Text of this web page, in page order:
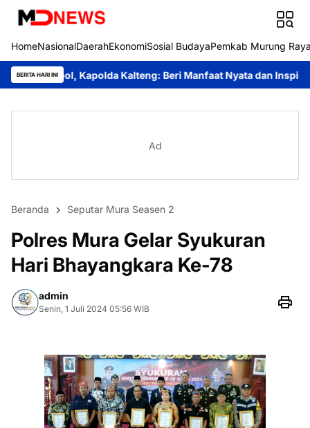
HomeNasionalDaerahEkonomiSosial BudayaPemkab Murung
BERITA HARI INI
Kapolda Kalteng: Beri Manfaat Nyata dan Inspiratif Bagi Siswa
Ad
Beranda Seputar Mura Seasen 2
Polres Mura Gelar Syukuran
Hari Bhayangkara Ke-78
admin
Senin, 1 Juli 2024 05:56 WIB